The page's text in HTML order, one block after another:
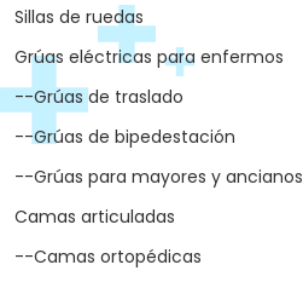
Sillas de ruedas
Grúas eléctricas para enfermos
--Grúas de traslado
--Grúas de bipedestación
--Grúas para mayores y ancianos
Camas articuladas
--Camas ortopédicas